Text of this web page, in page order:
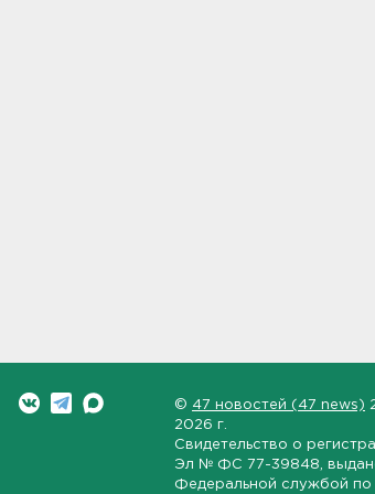
© 47 новостей (47 news)
2026 г.
Свидетельство о
Эл № ФС 77-39848 ,
Федеральной службой по